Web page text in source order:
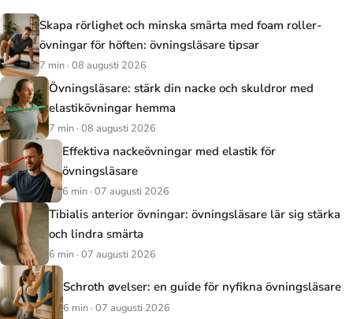
Skapa rörlighet och minska smärta med foam roller-
övningar för höften: övningsläsare tipsar
7 min · 08 augusti 2026
Övningsläsare: stärk din nacke och skuldror med
elastikövningar hemma
7 min · 08 augusti 2026
Effektiva nackeövningar med elastik för
övningsläsare
6 min · 07 augusti 2026
Tibialis anterior övningar: övningsläsare lär sig stärka
och lindra smärta
6 min · 07 augusti 2026
Schroth øvelser: en guide för nyfikna övningsläsare
6 min · 07 augusti 2026